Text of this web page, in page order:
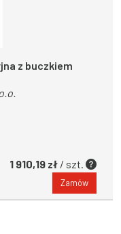
z buczkiem
1 910,19 zł / szt.
Zamów